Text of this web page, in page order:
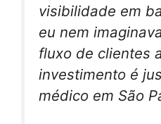
visibilidade em
eu nem
fluxo de clientes
investimento é
médico em São